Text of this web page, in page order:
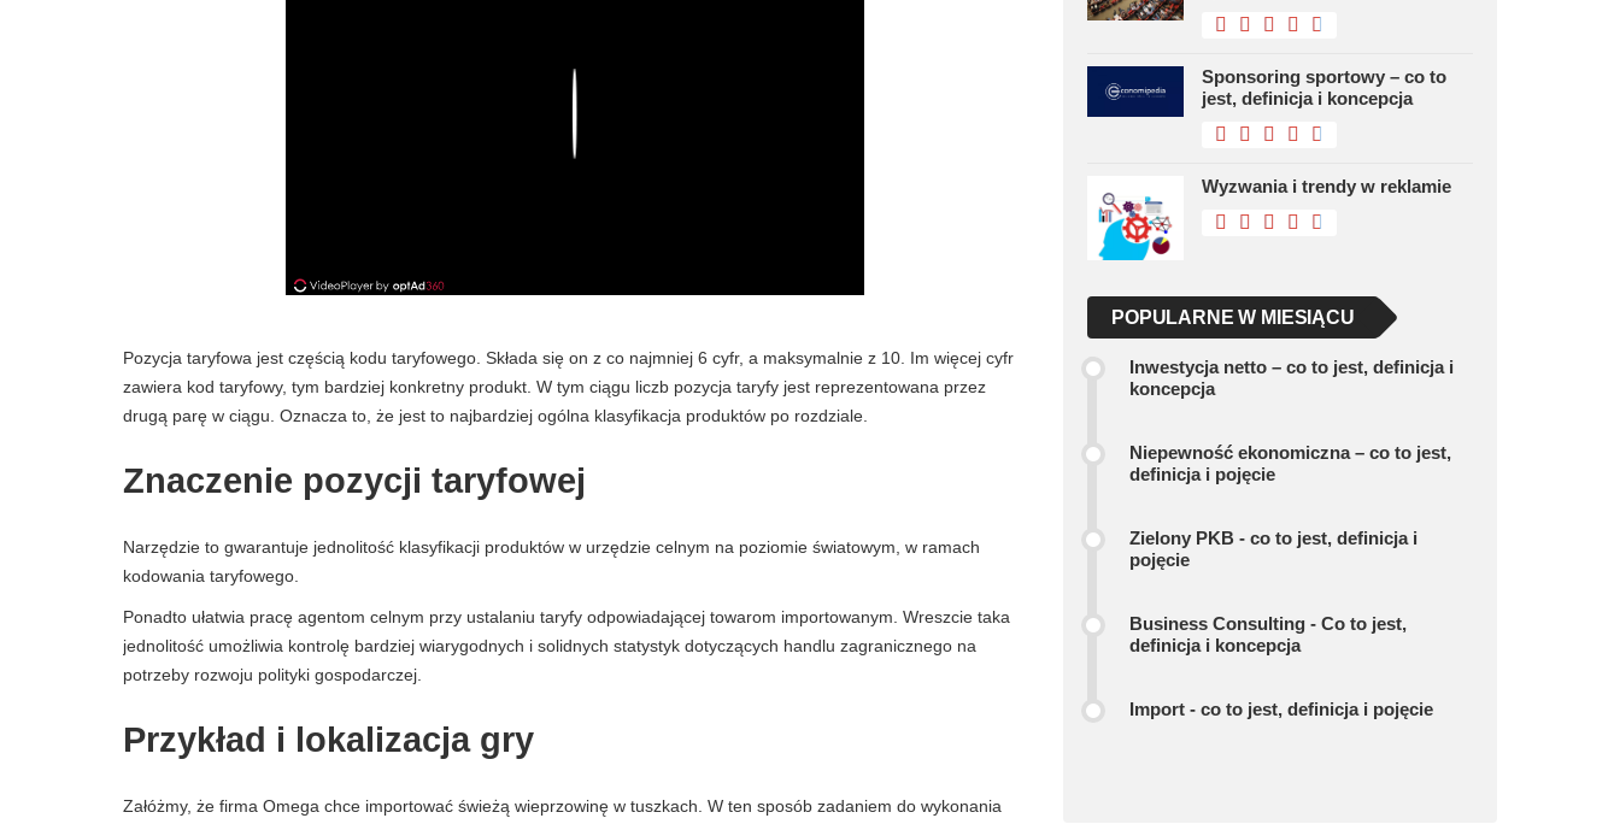
Pozycja taryfowa jest częścią kodu taryfowego. Składa się on z co najmniej 6 cyfr, a maksymalnie z 10. Im więcej cyfr
zawiera kod taryfowy, tym bardziej konkretny produkt. W tym ciągu liczb pozycja taryfy jest reprezentowana przez
drugą parę w ciągu. Oznacza to, że jest to najbardziej ogólna klasyfikacja produktów po rozdziale.
Znaczenie pozycji taryfowej
Narzędzie to gwarantuje jednolitość klasyfikacji produktów w urzędzie celnym na poziomie światowym, w ramach
kodowania taryfowego.
Ponadto ułatwia pracę agentom celnym przy ustalaniu taryfy odpowiadającej towarom importowanym. Wreszcie taka
jednolitość umożliwia kontrolę bardziej wiarygodnych i solidnych statystyk dotyczących handlu zagranicznego na
potrzeby rozwoju polityki gospodarczej.
Przykład i lokalizacja gry
Załóżmy, że firma Omega chce importować świeżą wieprzowinę w tuszkach. W ten sposób zadaniem do wykonania
Sponsoring sportowy – co to
jest, definicja i koncepcja
Wyzwania i trendy w reklamie
POPULARNE W MIESIĄCU
Inwestycja netto – co to jest, definicja i
koncepcja
Niepewność ekonomiczna – co to jest,
definicja i pojęcie
Zielony PKB - co to jest, definicja i
pojęcie
Business Consulting - Co to jest,
definicja i koncepcja
Import - co to jest, definicja i pojęcie